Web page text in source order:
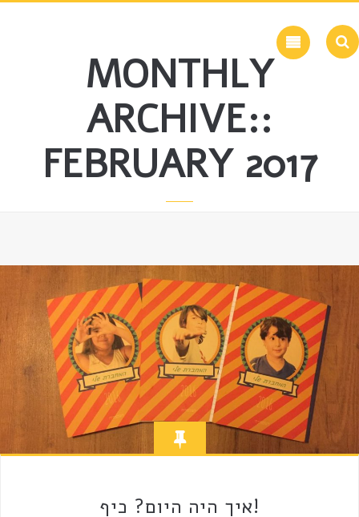
Skip
MONTHLY
ARCHIVE::
FEBRUARY 2017
איך היה היום? כיף!